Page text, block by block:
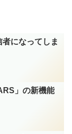
になってしま
」の新機能